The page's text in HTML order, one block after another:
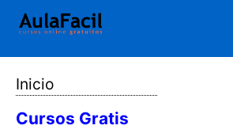
Inicio
Cursos Gratis